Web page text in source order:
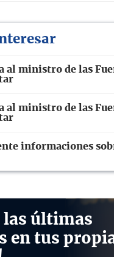
al ministro de las
al ministro de las
informaciones
las últimas
en tus